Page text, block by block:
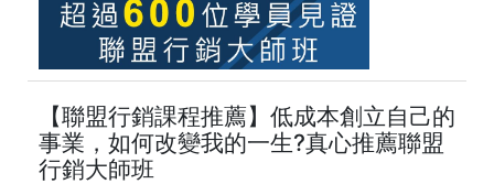
【聯盟行銷課程推薦】低成本創立自己的
事業，如何改變我的一生?真心推薦聯盟
行銷大師班